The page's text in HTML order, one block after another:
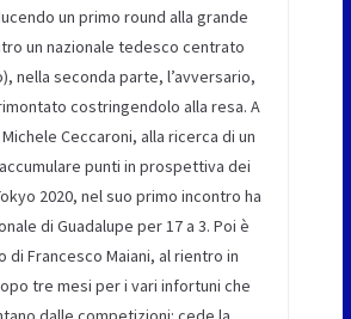
un primo round alla grande
un nazionale tedesco centrato
nella seconda parte, l’avversario,
costringendolo alla resa. A
Ceccaroni, alla ricerca di un
punti in prospettiva dei
2020, nel suo primo incontro ha
di Guadalupe per 17 a 3. Poi è
di Francesco Maiani, al rientro in
tre mesi per i vari infortuni che